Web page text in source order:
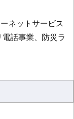
ネットサービス
話事業、防災ラ